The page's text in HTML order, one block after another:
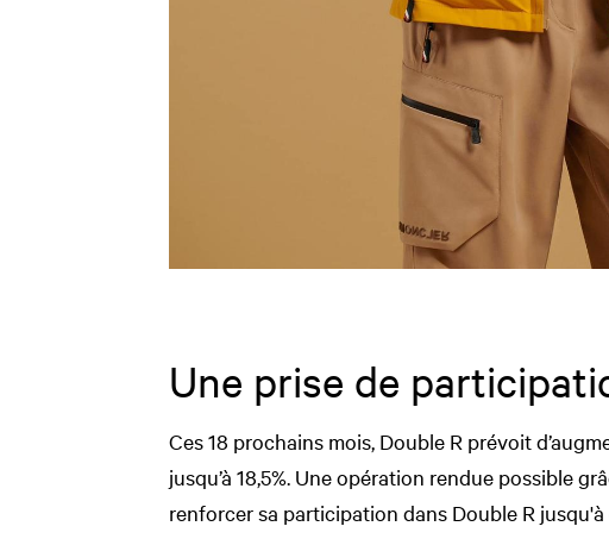
Une prise de
Ces 18 prochains mois, Double R prévoit
jusqu’à 18,5%. Une opération rendue possible
renforcer sa participation dans Double R jusqu'à